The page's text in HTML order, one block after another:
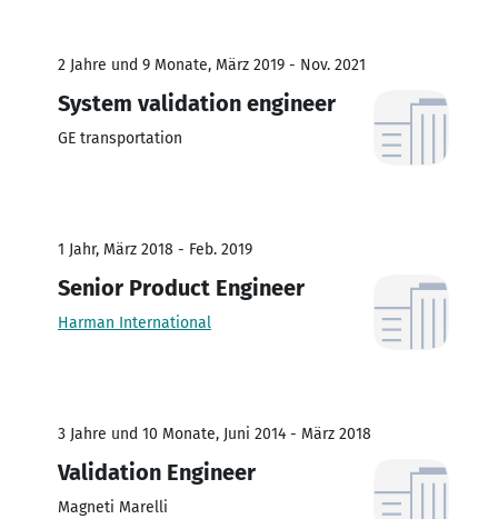
2 Jahre und 9 Monate, März 2019 - Nov. 2021
System validation engineer
GE transportation
1 Jahr, März 2018 - Feb. 2019
Senior Product Engineer
Harman International
3 Jahre und 10 Monate, Juni 2014 - März 2018
Validation Engineer
Magneti Marelli